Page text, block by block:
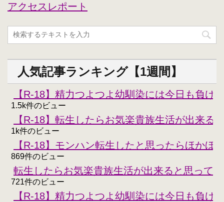
アクセスレポート
人気記事ランキング【1週間】
【R-18】精力つよつよ幼馴染には今日も負け
1.5k件のビュー
【R-18】転生したらお気楽貴族生活が出来
1k件のビュー
【R-18】モンハン転生したと思ったらほかほ
869件のビュー
転生したらお気楽貴族生活が出来ると思って
721件のビュー
【R-18】精力つよつよ幼馴染には今日も負け